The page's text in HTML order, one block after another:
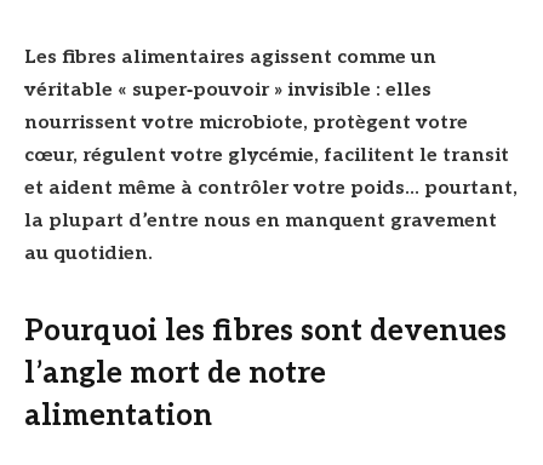
Les fibres alimentaires agissent comme un
véritable « super‑pouvoir » invisible : elles
nourrissent votre microbiote, protègent votre
cœur, régulent votre glycémie, facilitent le transit
et aident même à contrôler votre poids… pourtant,
la plupart d’entre nous en manquent gravement
au quotidien.
Pourquoi les fibres sont devenues
l’angle mort de notre
alimentation